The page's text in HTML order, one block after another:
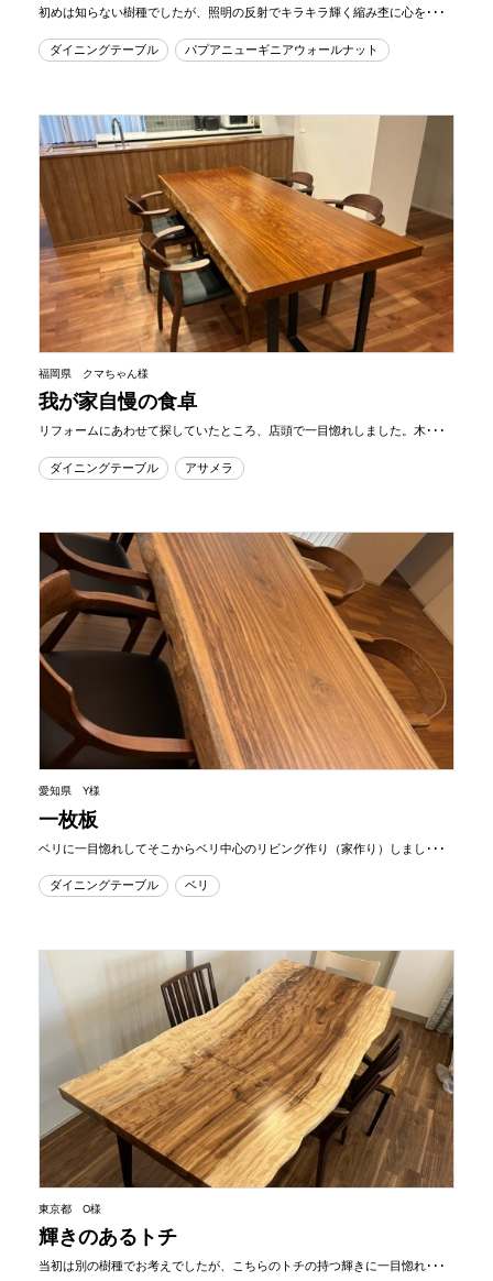
初めは知らない樹種でしたが、照明の反射でキラキラ輝く縮み杢に心を･･･
ダイニングテーブル パプアニューギニアウォールナット
福岡県 クマちゃん様
我が家自慢の食卓
リフォームにあわせて探していたところ、店頭で一目惚れしました。木･･･
ダイニングテーブル アサメラ
愛知県 Y様
一枚板
ベリに一目惚れしてそこからベリ中心のリビング作り（家作り）しまし･･･
ダイニングテーブル ベリ
東京都 O様
輝きのあるトチ
当初は別の樹種でお考えでしたが、こちらのトチの持つ輝きに一目惚れ･･･